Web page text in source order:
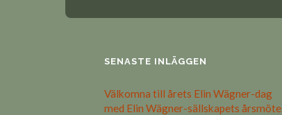
SENASTE INLÄGGEN
Välkomna till årets Elin Wägner-dag
med Elin Wägner-sällskapets årsmöte.